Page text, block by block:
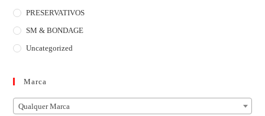
PRESERVATIVOS
SM & BONDAGE
Uncategorized
Marca
Qualquer Marca